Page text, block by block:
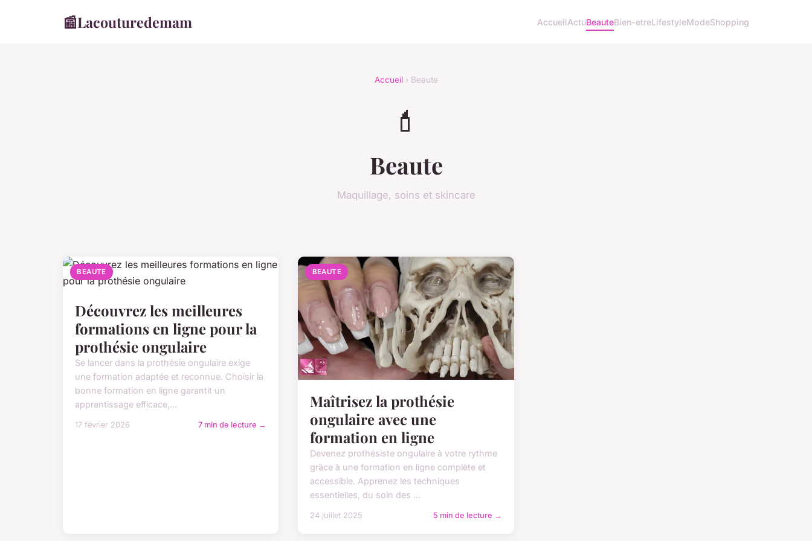
📰Lacouturedemam AccueilActuBeauteBien-etreLifestyleModeShopping
Accueil› Beaute
💄
Beaute
Maquillage, soins et skincare
BEAUTE
Découvrez les meilleures
formations en ligne pour la
prothésie ongulaire
Se lancer dans la prothésie ongulaire exige
une formation adaptée et reconnue. Choisir la
bonne formation en ligne garantit un
apprentissage efficace,...
17 février 2026 7 min de lecture →
BEAUTE
Maîtrisez la prothésie
ongulaire avec une
formation en ligne
Devenez prothésiste ongulaire à votre rythme
grâce à une formation en ligne complète et
accessible. Apprenez les techniques
essentielles, du soin des ...
24 juillet 2025 5 min de lecture →